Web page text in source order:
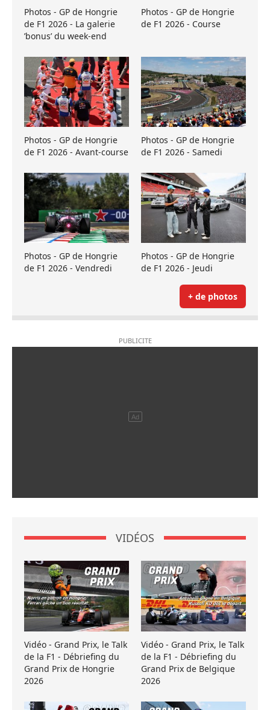
Photos - GP de Hongrie
de F1 2026 - La galerie
’bonus’ du week-end
Photos - GP de Hongrie
de F1 2026 - Course
Photos - GP de Hongrie
de F1 2026 - Avant-course
Photos - GP de Hongrie
de F1 2026 - Samedi
Photos - GP de Hongrie
de F1 2026 - Vendredi
Photos - GP de Hongrie
de F1 2026 - Jeudi
+ de photos
VIDÉOS
Vidéo - Grand Prix, le Talk
de la F1 - Débriefing du
Grand Prix de Hongrie
2026
Vidéo - Grand Prix, le Talk
de la F1 - Débriefing du
Grand Prix de Belgique
2026